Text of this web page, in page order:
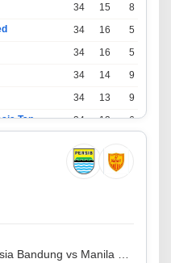
34 15 8
34 16 5
34 16 5
34 14 9
34 13 9
Persatuan Sepak Bola Indonesia Tangerang 34 13 6
34 11
34 8 10